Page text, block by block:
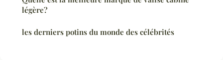
légère?
les derniers potins du monde des célébrités